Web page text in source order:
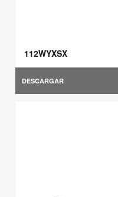
112WYXSX
DESCARGAR